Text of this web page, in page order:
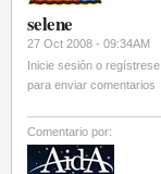
selene
27 Oct 2008 - 09:34AM
Inicie sesión o regístrese
para enviar comentarios
Comentario por: